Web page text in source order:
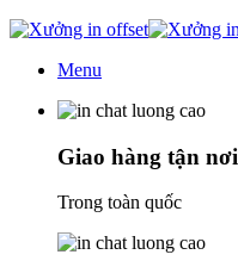
Menu
Giao hàng tận nơi
Trong toàn quốc